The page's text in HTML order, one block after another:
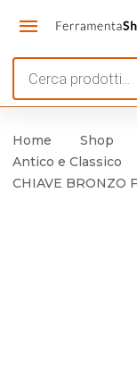
search
Home Shop
Antico e Classico
CHIAVE BRONZO